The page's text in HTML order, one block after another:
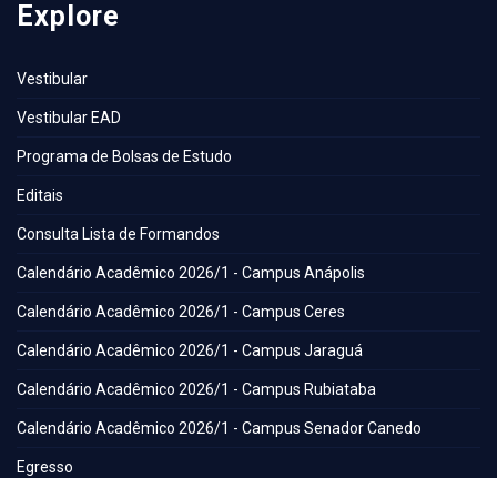
Explore
Vestibular
Vestibular EAD
Programa de Bolsas de Estudo
Editais
Consulta Lista de Formandos
Calendário Acadêmico 2026/1 - Campus Anápolis
Calendário Acadêmico 2026/1 - Campus Ceres
Calendário Acadêmico 2026/1 - Campus Jaraguá
Calendário Acadêmico 2026/1 - Campus Rubiataba
Calendário Acadêmico 2026/1 - Campus Senador Canedo
Egresso